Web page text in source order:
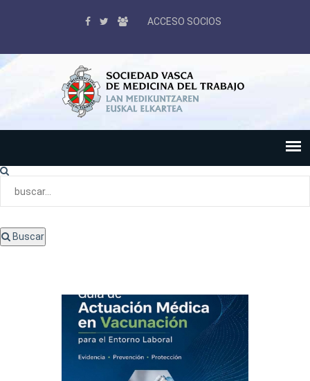
ACCESO SOCIOS
Buscar